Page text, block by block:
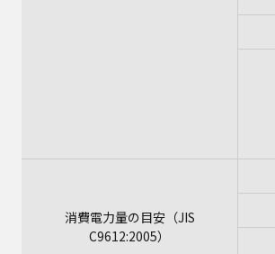
消費電力量の目安（JIS
C9612:2005）